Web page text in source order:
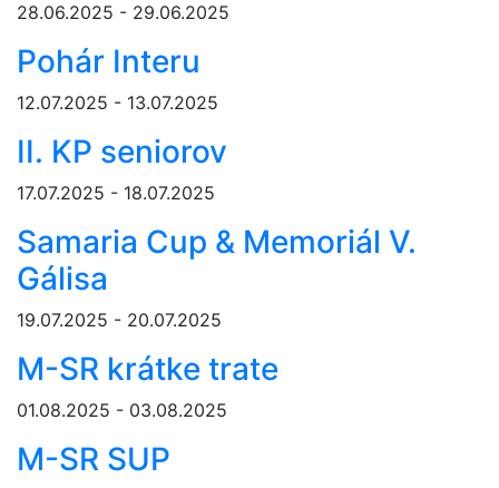
28.06.2025 - 29.06.2025
Pohár Interu
12.07.2025 - 13.07.2025
II. KP seniorov
17.07.2025 - 18.07.2025
Samaria Cup & Memoriál V.
Gálisa
19.07.2025 - 20.07.2025
M-SR krátke trate
01.08.2025 - 03.08.2025
M-SR SUP